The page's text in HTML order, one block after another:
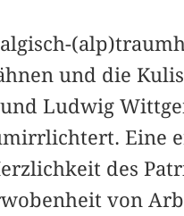
und die
Ludwig
Eine
des
von